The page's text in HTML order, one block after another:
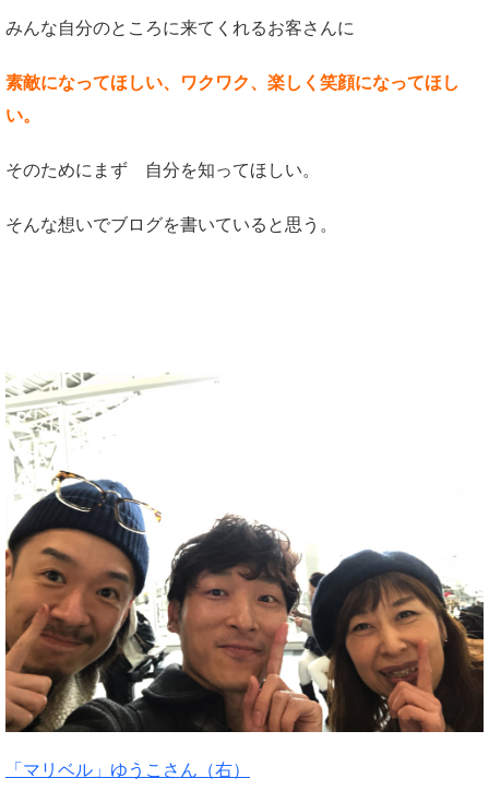
みんな自分のところに来てくれるお客さんに
素敵になってほしい、ワクワク、楽しく笑顔になってほし
い。
そのためにまず 自分を知ってほしい。
そんな想いでブログを書いていると思う。
「マリベル」ゆうこさん（右）